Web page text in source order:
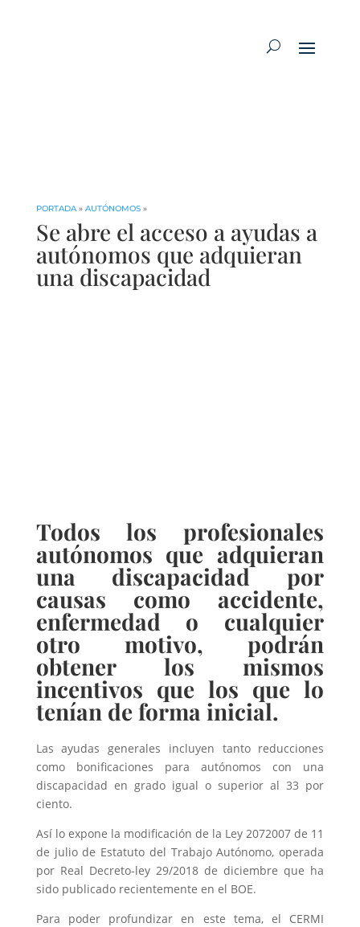
PORTADA» AUTÓNOMOS»
Se abre el acceso a ayudas a
autónomos que adquieran
una discapacidad
Todos los profesionales
autónomos que adquieran
una discapacidad por
causas como accidente,
enfermedad o cualquier
otro motivo, podrán
obtener los mismos
incentivos que los que lo
tenían de forma inicial.
Las ayudas generales incluyen tanto reducciones
como bonificaciones para autónomos con una
discapacidad en grado igual o superior al 33 por
ciento.
Así lo expone la modificación de la Ley 2072007 de 11
de julio de Estatuto del Trabajo Autónomo, operada
por Real Decreto-ley 29/2018 de diciembre que ha
sido publicado recientemente en el BOE.
Para poder profundizar en este tema, el CERMI